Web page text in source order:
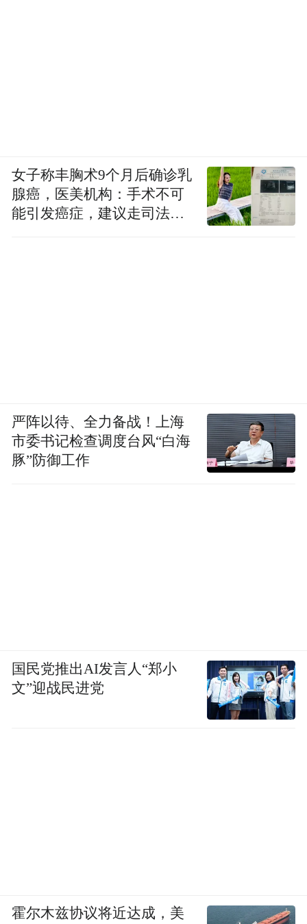
女子称丰胸术9个月后确诊乳
腺癌，医美机构：手术不可
能引发癌症，建议走司法途
严阵以待、全力备战！上海
市委书记检查调度台风“白海
豚”防御工作
国民党推出AI发言人“郑小
文”迎战民进党
霍尔木兹协议将近达成，美